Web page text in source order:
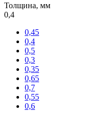
Толщина, мм
0,4
0,45
0,4
0,5
0,3
0,35
0,65
0,7
0,55
0,6